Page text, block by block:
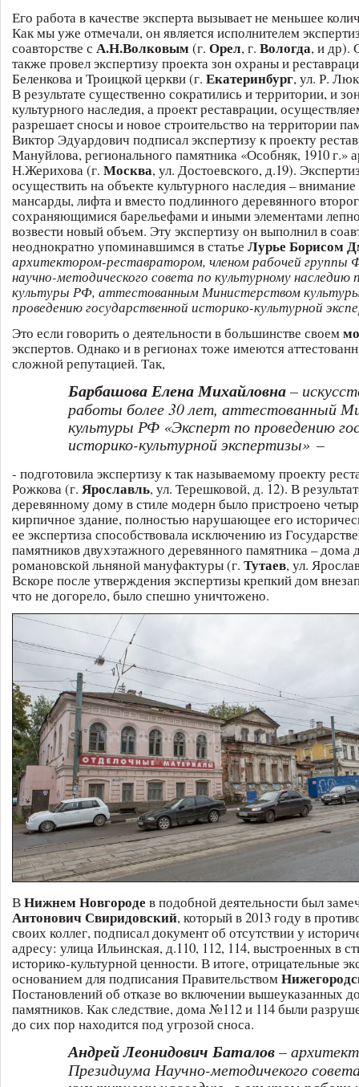
Его работа в качестве эксперта вызывает не меньшее
Как мы уже отмечали, он является исполнителем
соавторстве с А.Н.Волковым (г. Орел, г. Вологда, и др).
также провел экспертизу проекта зон охраны и
Беленкова и Троицкой церкви (г. Екатеринбург, ул. Р.
В результате существенно сократились и территории, и
культурного наследия, а проект реставрации,
разрешает сносы и новое строительство на территории
Виктор Эдуардович подписал экспертизу к проекту
Мануйлова, регионального памятника «Особняк, 1910 г.»
Н.Жерихова (г. Москва, ул. Достоевского, д.19).
осуществить на объекте культурного наследия – внимание
мансарды, лифта и вместо подлинного деревянного
сохраняющимися барельефами и иными элементами
возвести новый объем. Эту экспертизу он выполнил в
неоднократно упоминавшимся в статье Лурье Борисом
архитектором-реставратором, членом рабочей группы
научно-методического совета по культурному
культуры РФ, аттестованным Министерством
проведению государственной историко-культурной
Это если говорить о деятельности в большинстве своем
экспертов. Однако и в регионах тоже имеются
сложной репутацией. Так,
Барбашова Елена Михайловна–
работы более 30 лет, аттестованный
культуры РФ «Эксперт по проведению
историко-культурной экспертизы» –
- подготовила экспертизу к так называемому проекту
Рожкова (г. Ярославль, ул. Терешковой, д. 12). В
деревянному дому в стиле модерн было пристроено
кирпичное здание, полностью нарушающее его
ее экспертиза способствовала исключению из
памятников двухэтажного деревянного памятника – дома
романовской льняной мануфактуры (г. Тутаев, ул.
Вскоре после утверждения экспертизы крепкий дом
что не догорело, было спешно уничтожено.
ВНижнем Новгороде в подобной деятельности был
Антонович Свиридовский, который в 2013 году в
своих коллег, подписал документ об отсутствии у
адресу: улица Ильинская, д.110, 112, 114, выстроенных в
историко-культурной ценности. В итоге, отрицательные
основанием для подписания Правительством
Постановлений об отказе во включении вышеуказанных
памятников. Как следствие, дома №112 и 114 были
до сих пор находится под угрозой сноса.
Андрей Леонидович Баталов–
Президиума Научно-методичекого